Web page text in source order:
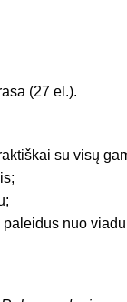
(27 el.).
su visų
nuo